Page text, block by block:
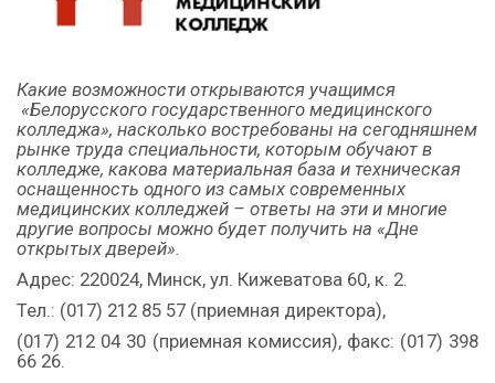
Какие возможности открываются учащимся
«Белорусского государственного медицинского
колледжа», насколько востребованы на сегодняшнем
рынке труда специальности, которым обучают в
колледже, какова материальная база и техническая
оснащенность одного из самых современных
медицинских колледжей – ответы на эти и многие
другие вопросы можно будет получить на «Дне
открытых дверей».
Адрес: 220024, Минск, ул. Кижеватова 60, к. 2.
Тел.: (017) 212 85 57 (приемная директора),
(017) 212 04 30 (приемная комиссия), факс: (017) 398
66 26.